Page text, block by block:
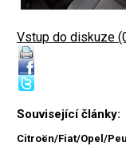
Vstup do diskuze
Související články:
Citroën/Fiat/Opel/